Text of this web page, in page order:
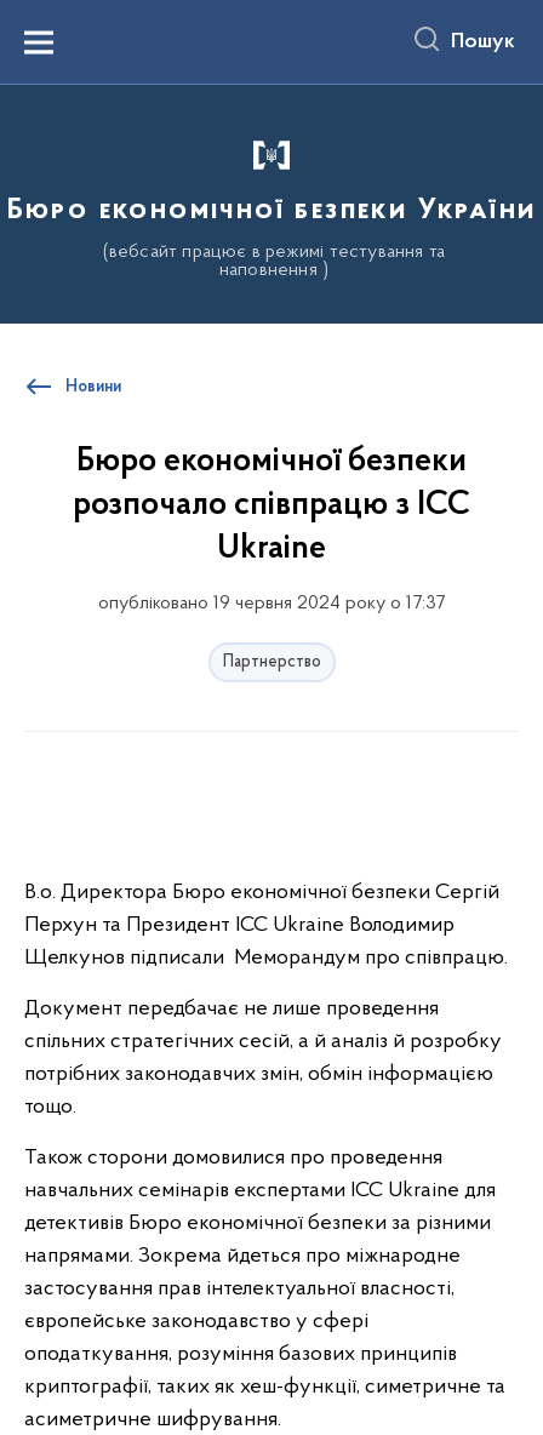
вмістуMenu Пошук
Бюро економічної безпеки України
(вебсайт працює в режимі тестування та
наповнення )
Новини
Бюро економічної безпеки
розпочало співпрацю з ІСС
Ukraine
опубліковано 19 червня 2024 року о 17:37
Партнерство
В.о. Директора Бюро економічної безпеки Сергій
Перхун та Президент ІСС Ukraine Володимир
Щелкунов підписали Меморандум про співпрацю.
Документ передбачає не лише проведення
спільних стратегічних сесій, а й аналіз й розробку
потрібних законодавчих змін, обмін інформацією
тощо.
Також сторони домовилися про проведення
навчальних семінарів експертами ICC Ukraine для
детективів Бюро економічної безпеки за різними
напрямами. Зокрема йдеться про міжнародне
застосування прав інтелектуальної власності,
європейське законодавство у сфері
оподаткування, розуміння базових принципів
криптографії, таких як хеш-функції, симетричне та
асиметричне шифрування.